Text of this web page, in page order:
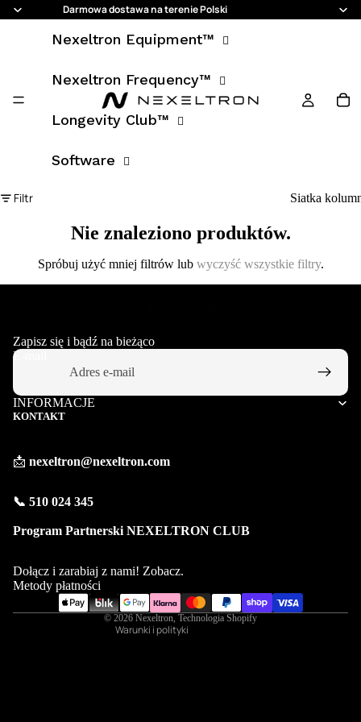
Darmowa dostawa na terenie Polski
Nexeltron Equipment™
Nexeltron Frequency™
Longevity Club™
Software
Filtr Siatka
Nie znaleziono produktów.
Spróbuj użyć mniej filtrów lub wyczyść wszystkie filtry.
Zapisz się i bądź na bieżąco
E-mail
INFORMACJE
KONTAKT
📩 nexeltron@nexeltron.com
📞 510 024 345
Program Partnerski NEXELTRON CLUB
Dołącz i zarabiaj z nami! Zobacz.
Metody płatności
© 2026 Nexeltron , Technologia Shopify
Warunki i polityki
Polityka zwrotu kosztów
Polityka wysyłki
Dane kontaktowe